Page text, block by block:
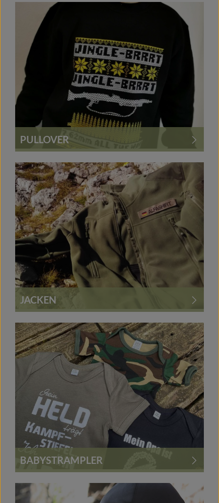
PULLOVER
JACKEN
BABYSTRAMPLER